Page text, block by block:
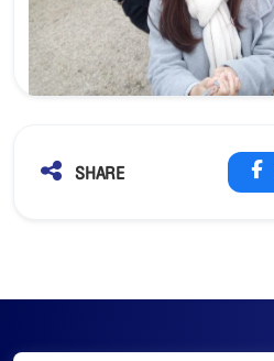
SHARE